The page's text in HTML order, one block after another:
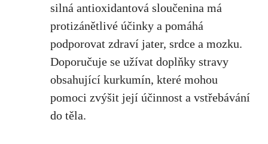
silná antioxidantová sloučenina má
⁤protizánětlivé účinky ⁢a pomáhá
podporovat zdraví jater, srdce⁢ a mozku.
Doporučuje se užívat doplňky stravy
obsahující kurkumín,⁢ které mohou
pomoci zvýšit ⁢její účinnost a vstřebávání
do těla.